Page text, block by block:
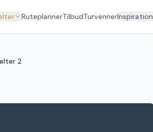
RuteplannerTilbudTurvennerInspiration
2